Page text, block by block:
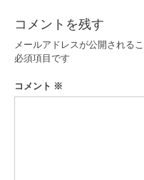
ビ
ゲ
ー
シ
コメントを残す
メールアドレスが公開される
必須項目です
コメント ※